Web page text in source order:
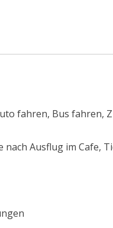
fahren, Bus fahren,
Ausflug im Cafe,